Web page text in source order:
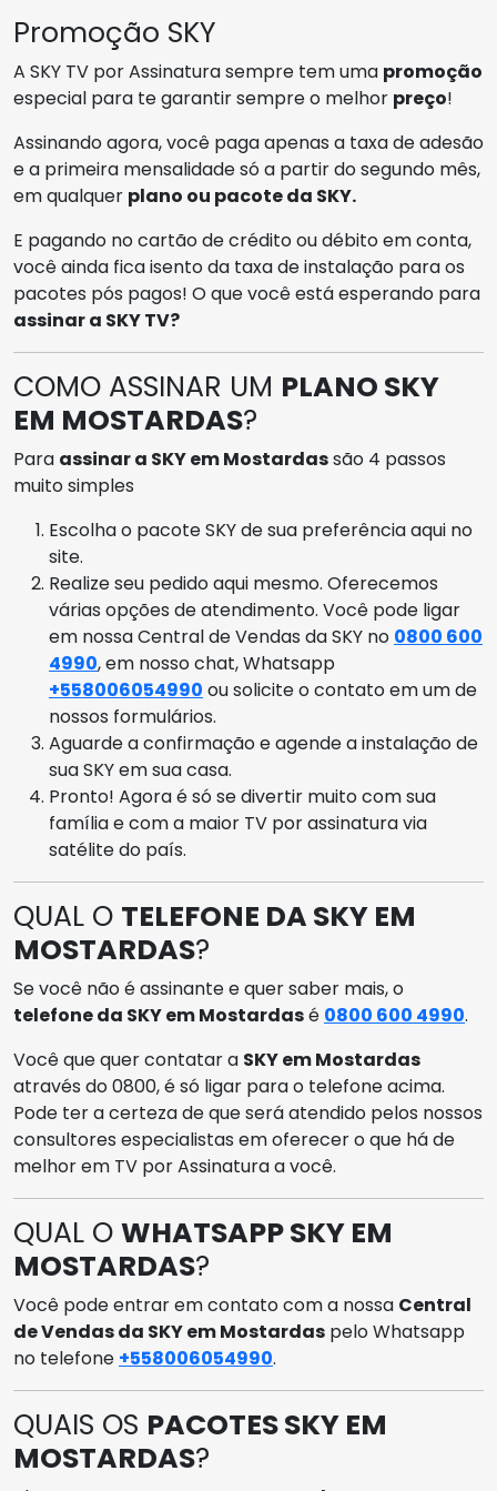
Promoção SKY
A SKY TV por Assinatura sempre tem uma promoção
especial para te garantir sempre o melhor preço!
Assinando agora, você paga apenas a taxa de adesão
e a primeira mensalidade só a partir do segundo mês,
em qualquer plano ou pacote da SKY.
E pagando no cartão de crédito ou débito em conta,
você ainda fica isento da taxa de instalação para os
pacotes pós pagos! O que você está esperando para
assinar a SKY TV?
COMO ASSINAR UM PLANO SKY
EM MOSTARDAS?
Para assinar a SKY em Mostardassão 4 passos
muito simples
Escolha o pacote SKY de sua preferência aqui no
site.
Realize seu pedido aqui mesmo. Oferecemos
várias opções de atendimento. Você pode ligar
em nossa Central de Vendas da SKY no 0800 600
4990, em nosso chat, Whatsapp
+558006054990 ou solicite o contato em um de
nossos formulários.
Aguarde a confirmação e agende a instalação de
sua SKY em sua casa.
Pronto! Agora é só se divertir muito com sua
família e com a maior TV por assinatura via
satélite do país.
QUAL O TELEFONE DA SKY EM
MOSTARDAS?
Se você não é assinante e quer saber mais, o
telefone da SKY em Mostardasé 0800 600 4990.
Você que quer contatar a SKY em Mostardas
através do 0800, é só ligar para o telefone acima.
Pode ter a certeza de que será atendido pelos nossos
consultores especialistas em oferecer o que há de
melhor em TV por Assinatura a você.
QUAL O WHATSAPP SKY EM
MOSTARDAS?
Você pode entrar em contato com a nossa Central
de Vendas da SKY em Mostardas pelo Whatsapp
no telefone +558006054990.
QUAIS OS PACOTES SKY EM
MOSTARDAS?